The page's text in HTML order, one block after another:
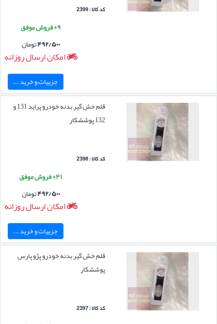
کد کالا : 2399
۹+ فروش موفق
۴۹۲/۵۰۰تومان
امکان ارسال روزانه
جزییات و خرید ...
قلم خش گیر بدنه خودرو پراید 131 و
132 پوششکار
کد کالا : 2398
۴۱+ فروش موفق
۴۹۲/۵۰۰تومان
امکان ارسال روزانه
جزییات و خرید ...
قلم خش گیر بدنه خودرو پژو پارس
پوششکار
کد کالا : 2397